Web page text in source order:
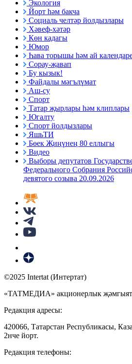
Экология
Йорт һәм бакча
Социаль челтәр йолдызлары
Хәвеф-хәтәр
Көн кадагы
Юмор
Һава торышы һәм ай
Сорау-җавап
Бу кызык!
Файдалы мәгълүмат
Аш-су
Спорт
Татар җырлары һәм клиплары
Югалту
Спорт йолдызлары
ЯшьТИ
Бөек Җиңүнең 80 еллыгы
Видео
Выборы депутатов
Федерального Собрания
девятого созыва 20.09.2026
©2025 Intertat (Интертат)
«ТАТМЕДИА» акционерлык
Редакция адресы:
420066, Татарстан Республикасы,
2нче йорт.
Редакция телефоны: